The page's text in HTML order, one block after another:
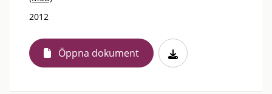
2012
Öppna dokument